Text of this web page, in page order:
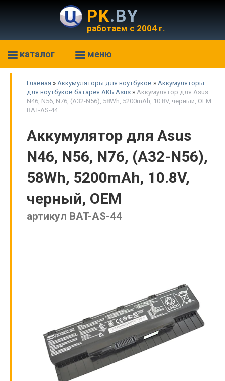
PK.BY
работаем с 2004 г.
каталог меню
Главная » Аккумуляторы для ноутбуков » Аккумуляторы
для ноутбуков батарея АКБ Asus » Аккумулятор для Asus
N46, N56, N76, (A32-N56), 58Wh, 5200mAh, 10.8V, черный, OEM
BAT-AS-44
Аккумулятор для Asus
N46, N56, N76, (A32-N56),
58Wh, 5200mAh, 10.8V,
черный, OEM
артикул BAT-AS-44